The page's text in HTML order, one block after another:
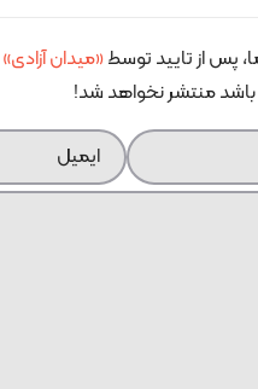
پس از تایید توسط«میدان آزادی»
باشد منتشر نخواهد شد!